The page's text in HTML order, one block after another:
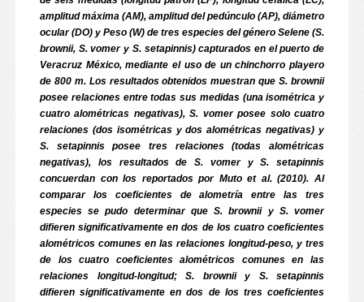
amplitud máxima (AM), amplitud del pedúnculo (AP), diámetro
ocular (DO) y Peso (W) de tres especies del género Selene (S.
brownii, S. vomer y S. setapinnis) capturados en el puerto de
Veracruz México, mediante el uso de un chinchorro playero
de 800 m. Los resultados obtenidos muestran que S. brownii
posee relaciones entre todas sus medidas (una isométrica y
cuatro alométricas negativas), S. vomer posee solo cuatro
relaciones (dos isométricas y dos alométricas negativas) y
S. setapinnis posee tres relaciones (todas alométricas
negativas), los resultados de S. vomer y S. setapinnis
concuerdan con los reportados por Muto et al. (2010). Al
comparar los coeficientes de alometría entre las tres
especies se pudo determinar que S. brownii y S. vomer
difieren significativamente en dos de los cuatro coeficientes
alométricos comunes en las relaciones longitud-peso, y tres
de los cuatro coeficientes alométricos comunes en las
relaciones longitud-longitud; S. brownii y S. setapinnis
difieren significativamente en dos de los tres coeficientes